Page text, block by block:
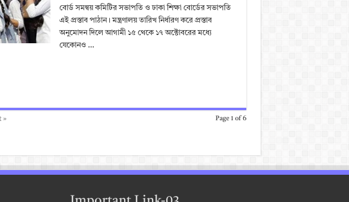
বোর্ড সমন্বয় কমিটির সভাপতি ও ঢাকা শিক্ষা বোর্ডের সভাপতি
এই প্রস্তাব পাঠান। মন্ত্রণালয় তারিখ নির্ধারণ করে প্রস্তাব
অনুমোদন দিলে আগামী ১৫ থেকে ১৭ অক্টোবরের মধ্যে
যেকোনও …
Page 1 of 6
»